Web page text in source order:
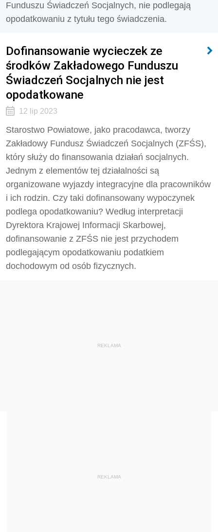
Funduszu Świadczeń Socjalnych, nie podlegają
opodatkowaniu z tytułu tego świadczenia.
Dofinansowanie wycieczek ze
środków Zakładowego Funduszu
Świadczeń Socjalnych nie jest
opodatkowane
12 lip 2023
Starostwo Powiatowe, jako pracodawca, tworzy
Zakładowy Fundusz Świadczeń Socjalnych (ZFŚS),
który służy do finansowania działań socjalnych.
Jednym z elementów tej działalności są
organizowane wyjazdy integracyjne dla pracowników
i ich rodzin. Czy taki dofinansowany wypoczynek
podlega opodatkowaniu? Według interpretacji
Dyrektora Krajowej Informacji Skarbowej,
dofinansowanie z ZFŚS nie jest przychodem
podlegającym opodatkowaniu podatkiem
dochodowym od osób fizycznych.
REKLAMA
REKLAMA